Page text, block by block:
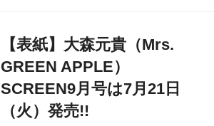
【表紙】大森元貴（Mrs.
GREEN APPLE）
SCREEN9月号は7月21日
（火）発売!!